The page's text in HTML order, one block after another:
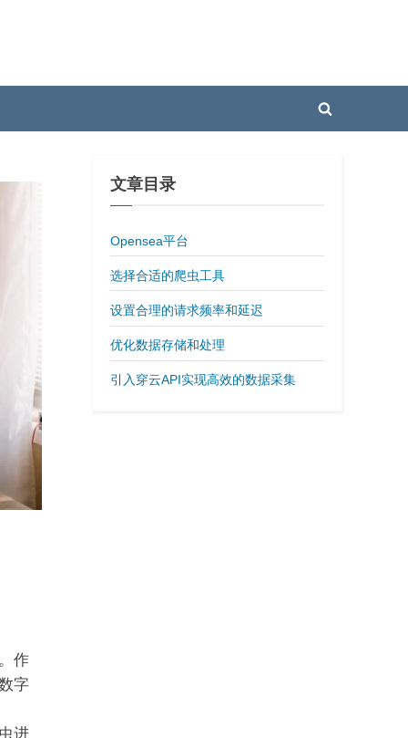
Toggle
作
字
进
文章目录
Opensea平台
选择合适的爬虫工具
设置合理的请求频率和延迟
优化数据存储和处理
引入穿云API实现高效的数据采集